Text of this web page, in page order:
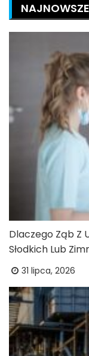
Dlaczego Ząb Z
Słodkich Lub
31 lipca, 2026